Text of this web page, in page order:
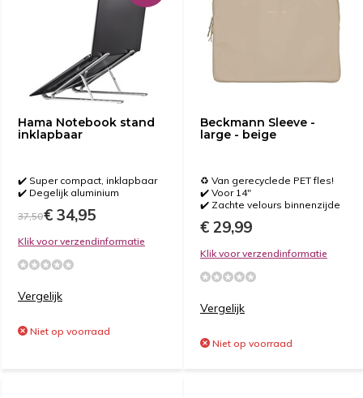
Hama Notebook stand
inklapbaar
✔️ Super compact, inklapbaar
✔️ Degelijk aluminium
37,50€ 34,95
Klik voor verzendinformatie
Vergelijk
Niet op voorraad
Beckmann Sleeve -
large - beige
♻️ Van gerecyclede PET fles!
✔️ Voor 14"
✔️ Zachte velours binnenzijde
€ 29,99
Klik voor verzendinformatie
Vergelijk
Niet op voorraad